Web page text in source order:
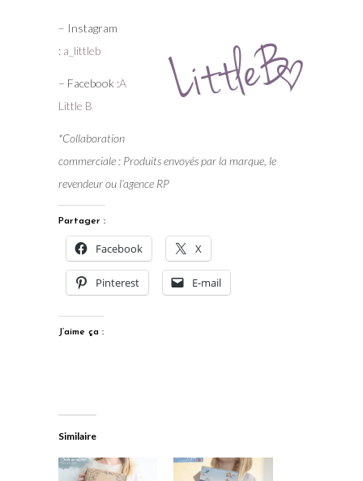
– Instagram
: a_littleb
– Facebook :A
Little B
*Collaboration
commerciale : Produits envoyés par la marque, le
revendeur ou l’agence RP
Partager :
Facebook X
Pinterest E-mail
J’aime ça :
Similaire